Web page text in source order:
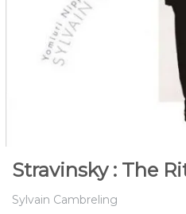
Stravinsky : The
Sylvain Cambreling